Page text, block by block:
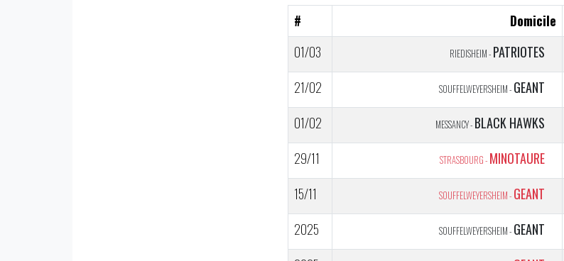
# Domicile
01/03
RIEDISHEIM - PATRIOTES
21/02
SOUFFELWEYERSHEIM - GEANT
01/02
MESSANCY - BLACK HAWKS
29/11
STRASBOURG - MINOTAURE
15/11
SOUFFELWEYERSHEIM - GEANT
2025
SOUFFELWEYERSHEIM - GEANT